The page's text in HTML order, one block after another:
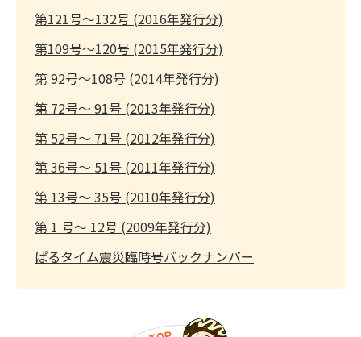
第121号～132号 (2016年発行分)
第109号～120号 (2015年発行分)
第 92号～108号 (2014年発行分)
第 72号～ 91号 (2013年発行分)
第 52号～ 71号 (2012年発行分)
第 36号～ 51号 (2011年発行分)
第 13号～ 35号 (2010年発行分)
第 1 号～ 12号 (2009年発行分)
ぱるタイム震災臨時号バックナンバー